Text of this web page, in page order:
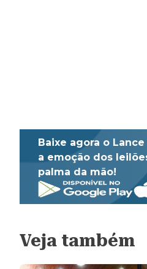
Baixe agora o
a emoção dos
palma da mão!
Veja também